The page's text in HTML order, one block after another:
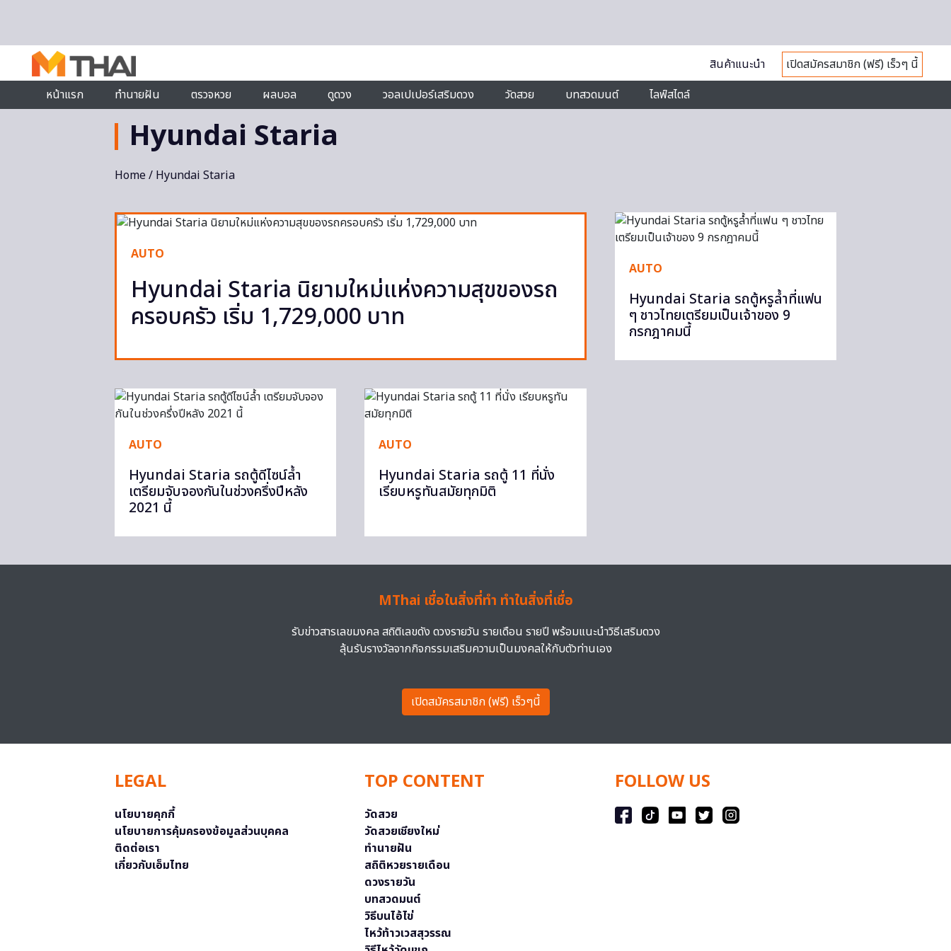
สินค้าแนะนำ
เปิดสมัครสมาชิก (ฟรี) เร็วๆ นี้
หน้าแรก
ทำนายฝัน ตรวจหวย ผลบอล ดูดวง วอลเปเปอร์เสริมดวง วัดสวย บทสวดมนต์ ไลฟ์สไตล์
Hyundai Staria
Home/ Hyundai Staria
AUTO
Hyundai Staria นิยามใหม่แห่งความสุขของรถ
ครอบครัว เริ่ม 1,729,000 บาท
AUTO
Hyundai Staria รถตู้หรูล้ำที่แฟน
ๆ ชาวไทยเตรียมเป็นเจ้าของ 9
กรกฎาคมนี้
AUTO
Hyundai Staria รถตู้ดีไซน์ล้ำ
เตรียมจับจองกันในช่วงครึ่งปีหลัง
2021 นี้
AUTO
Hyundai Staria รถตู้ 11 ที่นั่ง
เรียบหรูทันสมัยทุกมิติ
MThai เชื่อในสิ่งที่ทำ ทำในสิ่งที่เชื่อ
รับข่าวสารเลขมงคล สถิติเลขดัง ดวงรายวัน รายเดือน รายปี พร้อมแนะนำวิธีเสริมดวง
ลุ้นรับรางวัลจากกิจกรรมเสริมความเป็นมงคลให้กับตัวท่านเอง
เปิดสมัครสมาชิก (ฟรี) เร็วๆนี้
LEGAL
นโยบายคุกกี้
นโยบายการคุ้มครองข้อมูลส่วนบุคคล
ติดต่อเรา
เกี่ยวกับเอ็มไทย
TOP CONTENT
วัดสวย
วัดสวยเชียงใหม่
ทำนายฝัน
สถิติหวยรายเดือน
ดวงรายวัน
บทสวดมนต์
วิธีบนไอ้ไข่
ไหว้ท้าวเวสสุวรรณ
FOLLOW US